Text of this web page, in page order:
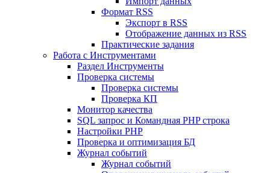
Формат RSS
Экспорт в RSS
Отображение данных из RSS
Практические задания
Работа с Инструментами
Раздел Инструменты
Проверка системы
Проверка системы
Проверка КП
Монитор качества
SQL запрос и Командная PHP строка
Настройки PHP
Проверка и оптимизация БД
Журнал событий
Журнал событий